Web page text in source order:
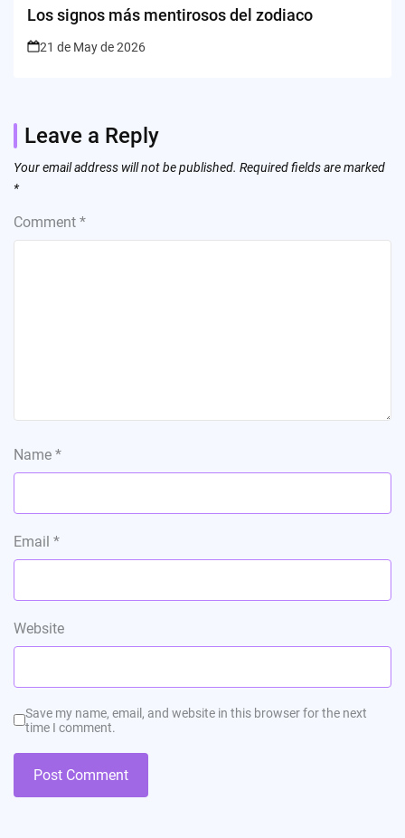
Los signos más mentirosos del zodiaco
21 de May de 2026
Leave a Reply
Your email address will not be published. Required fields are marked
*
Comment *
Name *
Email *
Website
Save my name, email, and website in this browser for the next
time I comment.